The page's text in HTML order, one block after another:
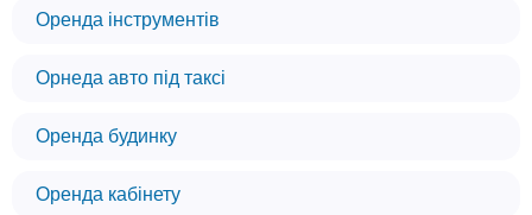
Оренда інструментів
Орнеда авто під таксі
Оренда будинку
Оренда кабінету